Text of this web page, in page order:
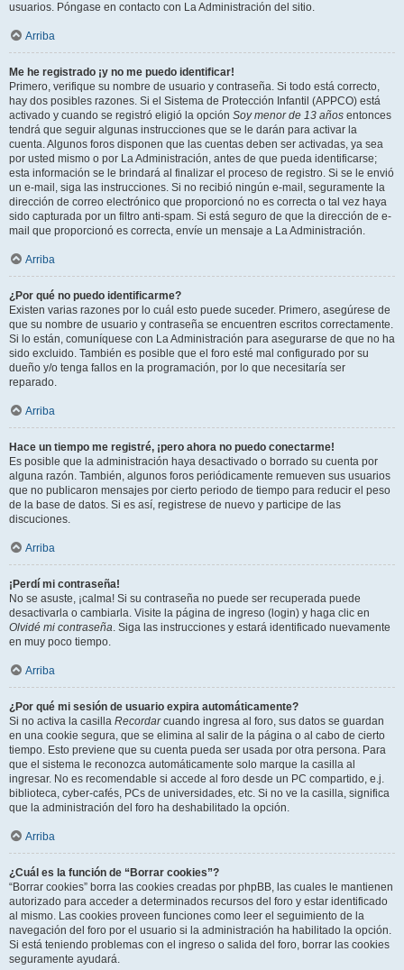
usuarios. Póngase en contacto con La Administración del sitio.
Arriba
Me he registrado ¡y no me puedo identificar!
Primero, verifique su nombre de usuario y contraseña. Si todo está correcto,
hay dos posibles razones. Si el Sistema de Protección Infantil (APPCO) está
activado y cuando se registró eligió la opción Soy menor de 13 años entonces
tendrá que seguir algunas instrucciones que se le darán para activar la
cuenta. Algunos foros disponen que las cuentas deben ser activadas, ya sea
por usted mismo o por La Administración, antes de que pueda identificarse;
esta información se le brindará al finalizar el proceso de registro. Si se le envió
un e-mail, siga las instrucciones. Si no recibió ningún e-mail, seguramente la
dirección de correo electrónico que proporcionó no es correcta o tal vez haya
sido capturada por un filtro anti-spam. Si está seguro de que la dirección de e-
mail que proporcionó es correcta, envíe un mensaje a La Administración.
Arriba
¿Por qué no puedo identificarme?
Existen varias razones por lo cuál esto puede suceder. Primero, asegúrese de
que su nombre de usuario y contraseña se encuentren escritos correctamente.
Si lo están, comuníquese con La Administración para asegurarse de que no ha
sido excluido. También es posible que el foro esté mal configurado por su
dueño y/o tenga fallos en la programación, por lo que necesitaría ser
reparado.
Arriba
Hace un tiempo me registré, ¡pero ahora no puedo conectarme!
Es posible que la administración haya desactivado o borrado su cuenta por
alguna razón. También, algunos foros periódicamente remueven sus usuarios
que no publicaron mensajes por cierto periodo de tiempo para reducir el peso
de la base de datos. Si es así, registrese de nuevo y participe de las
discuciones.
Arriba
¡Perdí mi contraseña!
No se asuste, ¡calma! Si su contraseña no puede ser recuperada puede
desactivarla o cambiarla. Visite la página de ingreso (login) y haga clic en
Olvidé mi contraseña. Siga las instrucciones y estará identificado nuevamente
en muy poco tiempo.
Arriba
¿Por qué mi sesión de usuario expira automáticamente?
Si no activa la casilla Recordarcuando ingresa al foro, sus datos se guardan
en una cookie segura, que se elimina al salir de la página o al cabo de cierto
tiempo. Esto previene que su cuenta pueda ser usada por otra persona. Para
que el sistema le reconozca automáticamente solo marque la casilla al
ingresar. No es recomendable si accede al foro desde un PC compartido, e.j.
biblioteca, cyber-cafés, PCs de universidades, etc. Si no ve la casilla, significa
que la administración del foro ha deshabilitado la opción.
Arriba
¿Cuál es la función de “Borrar cookies”?
“Borrar cookies” borra las cookies creadas por phpBB, las cuales le mantienen
autorizado para acceder a determinados recursos del foro y estar identificado
al mismo. Las cookies proveen funciones como leer el seguimiento de la
navegación del foro por el usuario si la administración ha habilitado la opción.
Si está teniendo problemas con el ingreso o salida del foro, borrar las cookies
seguramente ayudará.